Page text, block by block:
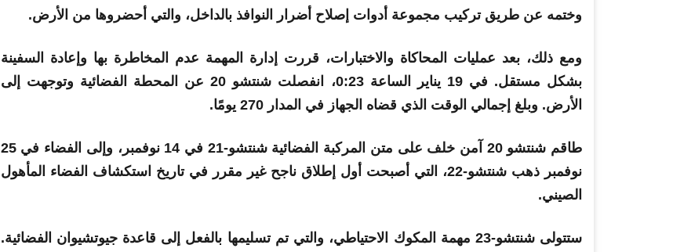
وختمه عن طريق تركيب مجموعة أدوات إصلاح أضرار النوافذ بالداخل، والتي أحضروها من الأرض.
ومع ذلك، بعد عمليات المحاكاة والاختبارات، قررت إدارة المهمة عدم المخاطرة بها وإعادة السفينة
بشكل مستقل. في 19 يناير الساعة 0:23، انفصلت شنتشو 20 عن المحطة الفضائية وتوجهت إلى
الأرض. وبلغ إجمالي الوقت الذي قضاه الجهاز في المدار 270 يومًا.
طاقم شنتشو 20 آمن خلف على متن المركبة الفضائية شنتشو-21 في 14 نوفمبر، وإلى الفضاء في 25
نوفمبر ذهب شنتشو-22، التي أصبحت أول إطلاق ناجح غير مقرر في تاريخ استكشاف الفضاء المأهول
الصيني.
ستتولى شنتشو-23 مهمة المكوك الاحتياطي، والتي تم تسليمها بالفعل إلى قاعدة جيوتشيوان الفضائية.